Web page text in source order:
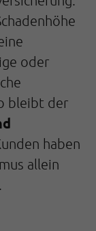
oder
bleibt der
haben
allein